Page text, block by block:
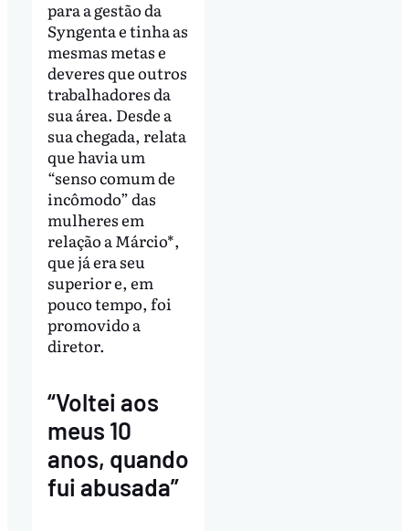
para a gestão da
Syngenta e tinha as
mesmas metas e
deveres que outros
trabalhadores da
sua área. Desde a
sua chegada, relata
que havia um
“senso comum de
incômodo” das
mulheres em
relação a Márcio*,
que já era seu
superior e, em
pouco tempo, foi
promovido a
diretor.
“Voltei aos
meus 10
anos, quando
fui abusada”